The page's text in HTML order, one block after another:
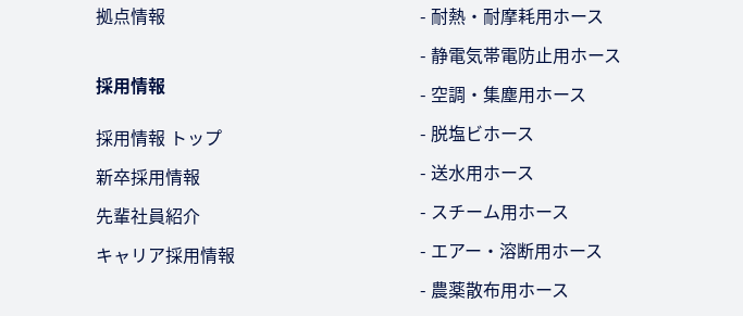
拠点情報
採用情報
採用情報 トップ
新卒採用情報
先輩社員紹介
キャリア採用情報
- 耐熱・耐摩耗用ホース
- 静電気帯電防止用ホース
- 空調・集塵用ホース
- 脱塩ビホース
- 送水用ホース
- スチーム用ホース
- エアー・溶断用ホース
- 農薬散布用ホース